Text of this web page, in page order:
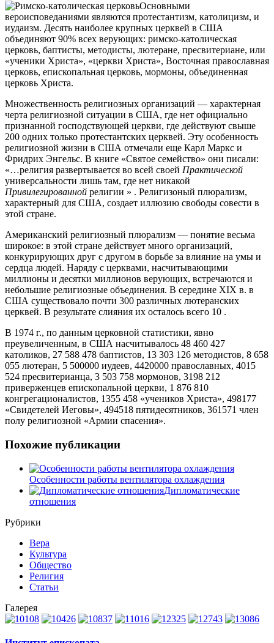
Основными
вероисповеданиями являются протестантизм, католицизм, и
иудаизм. Десять наиболее крупных церквей в США
объединяют 90% всех верующих: римско-католическая
церковь, баптисты, методисты, лютеране, пресвитериане, или
«ученики Христа», «церкви Христа», Восточная православная
церковь, епископальная церковь, мормоны, объединенная
церковь Христа.
Множественность религиозных организаций — характерная
черта религиозной ситуации в США, где нет официально
признанной господствующей церкви, где действуют свыше
200 одних только протестантских церквей. Эту особенность
религиозной жизни в США отмечали еще Карл Маркс и
Фридрих Энгельс. В книге «Святое семейство» они писали:
«…религия развертывается во всей своей Практической
универсальности лишь там, где нет никакой
Привилегированной религии » . Религизоный плюрализм,
характерный для США, создает иллюзию свободы совести в
этой стране.
Американский религиозный плюрализм — понятие весьма
широкое: в этой стране действует много организаций,
конкурирующих друг с другом в борьбе за влияние на умы и
сердца людей. Наряду с церквами, насчитывающими
миллионы и десятки миллионов верующих, встречаются и
небольшие религиозные объединения. В середине XIX в. в
США существовало почти 300 различных лютеранских
церквей. В результате слияния их осталось всего 10 .
В 1974 г., по данным церковной статистики, явно
преувеличенным, в США насчитывалось 48 460 427
католиков, 27 588 478 баптистов, 13 303 126 методистов, 8 658
055 лютеран, 5 500000 иудеев, 4420000 православных, 4015
524 пресвитерианца, 3 503 758 мормонов, 3198 212
приверженцев епископальной церкви, 1 876 810
конгрегационалистов, 1355 458 «учеников Христа», 498177
«Свидетелей Иеговы», 494518 пятидесятников, 361571 член
полу религиозной «Армии спасения».
Похожие публикации
Особенности работы вентилятора охлаждения
Дипломатические
отношения
Рубрики
Вера
Культура
Общество
Религия
Статьи
Галерея